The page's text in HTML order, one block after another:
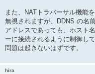
また、NATトラバーサル機能
無視されますが、DDNS の名
アドレスであっても、ホスト
ーに接続されるように制御し
問題は起きないはずです。
hira